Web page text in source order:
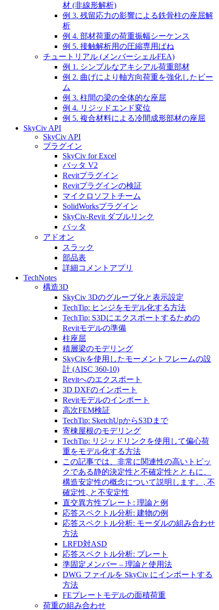
材 (非線形解析)
例 3. 残留応力の影響による鉄骨柱の座屈解
析
例 4. 部材荷重の荷重振幅シーケンス
例 5. 接触解析用の圧縮専用ばね
チュートリアル (メンバーシェルFEA)
例 1. シンプルなアキシアル荷重部材
例 2. 曲げにより軸方向荷重を強化したビー
ム
例 3. 柱間の梁の全体的な座屈
例 4. リジッドエンド変位
例 5. 複合材料による冷間成形部材の座屈
SkyCiv API
SkyCiv API
プラグイン
SkyCiv for Excel
バッタ V2
Revitプラグイン
Revitプラグインの検証
マイクロソフトチーム
SolidWorksプラグイン
SkyCiv-Revit ダブルリンク
バッタ
アドオン
スラック
部品表
詳細コメントアプリ
TechNotes
構造3D
SkyCiv 3Dのグループ化と表示設定
TechTip: ヒンジをモデル化する方法
TechTip: S3Dにエクスポートするための
Revitモデルの準備
柱座屈
積層梁のモデリング
SkyCivを使用したモーメントフレームの設
計 (AISC 360-10)
Revitへのエクスポート
3D DXFのインポート
Revitモデルのインポート
高次FEM検証
TechTip: SketchUpからS3Dまで
寄棟屋根のモデリング
TechTip: リジッドリンクを使用して偏心荷
重をモデル化する方法
この記事では、非常に関連性の高いトピッ
クである静的決定性と不確定性とともに、
構造安定性の概念について説明します。, 不
確定性, と不安定性
直交異方性プレート: 理論と例
応答スペクトル分析: 建物の例
応答スペクトル分析: モーダルの組み合わせ
方法
LRFD対ASD
応答スペクトル分析: プレート
準固定メンバー – 理論と使用法
DWG ファイルを SkyCiv にインポートする
方法
FEプレートモデルの面積荷重
荷重の組み合わせ